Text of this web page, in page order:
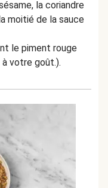
la coriandre
moitié de la sauce
le piment rouge
votre goût.).